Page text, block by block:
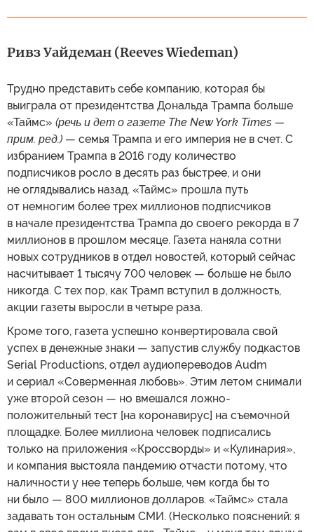
Ривз Уайдеман (Reeves Wiedeman)
Трудно представить себе компанию, которая бы
выиграла от президентства Дональда Трампа больше
«Таймс» (речь и дет о газете The New York Times —
прим. ред.) — семья Трампа и его империя не в счет. С
избранием Трампа в 2016 году количество
подписчиков росло в десять раз быстрее, и они
не оглядывались назад. «Таймс» прошла путь
от немногим более трех миллионов подписчиков
в начале президентства Трампа до своего рекорда в 7
миллионов в прошлом месяце. Газета наняла сотни
новых сотрудников в отдел новостей, который сейчас
насчитывает 1 тысячу 700 человек — больше не было
никогда. С тех пор, как Трамп вступил в должность,
акции газеты выросли в четыре раза.
Кроме того, газета успешно конвертировала свой
успех в денежные знаки — запустив службу подкастов
Serial Productions, отдел аудиопереводов Audm
и сериал «Соверменная любовь». Этим летом снимали
уже второй сезон — но вмешался ложно-
положительный тест [на коронавирус] на съемочной
площадке. Более миллиона человек подписались
только на приложения «Кроссворды» и «Кулинария»,
и компания выстояла пандемию отчасти потому, что
наличности у нее теперь больше, чем когда бы то
ни было — 800 миллионов долларов. «Таймс» стала
задавать тон остальным СМИ. (Несколько пояснений: я